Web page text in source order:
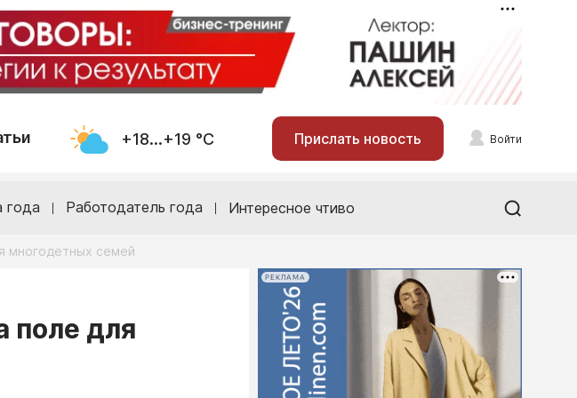
+18...+19 °С Прислать новость Войти
года Работодатель года Интересное чтиво
многодетных семей
поле для
РЕКЛАМА